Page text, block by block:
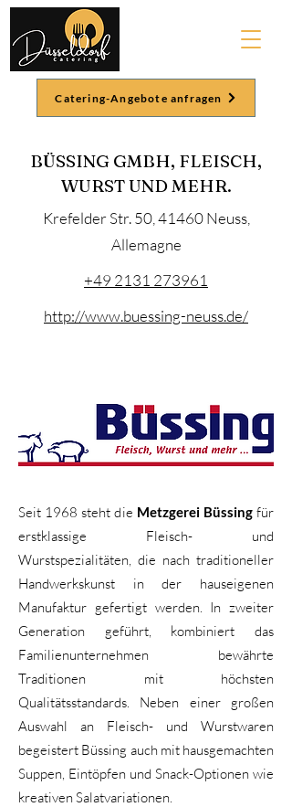
Catering-Angebote anfragen
BÜSSING GMBH, FLEISCH,
WURST UND MEHR.
Krefelder Str. 50, 41460 Neuss,
Allemagne
+49 2131 273961
http://www.buessing-neuss.de/
Seit 1968 steht die Metzgerei Büssingfür
erstklassige Fleisch- und
Wurstspezialitäten, die nach traditioneller
Handwerkskunst in der hauseigenen
Manufaktur gefertigt werden. In zweiter
Generation geführt, kombiniert das
Familienunternehmen bewährte
Traditionen mit höchsten
Qualitätsstandards. Neben einer großen
Auswahl an Fleisch- und Wurstwaren
begeistert Büssing auch mit hausgemachten
Suppen, Eintöpfen und Snack-Optionen wie
kreativen Salatvariationen.